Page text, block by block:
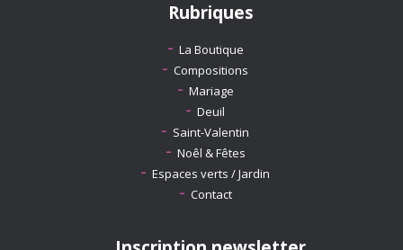
Rubriques
La Boutique
Compositions
Mariage
Deuil
Saint-Valentin
Noêl & Fêtes
Espaces verts / Jardin
Contact